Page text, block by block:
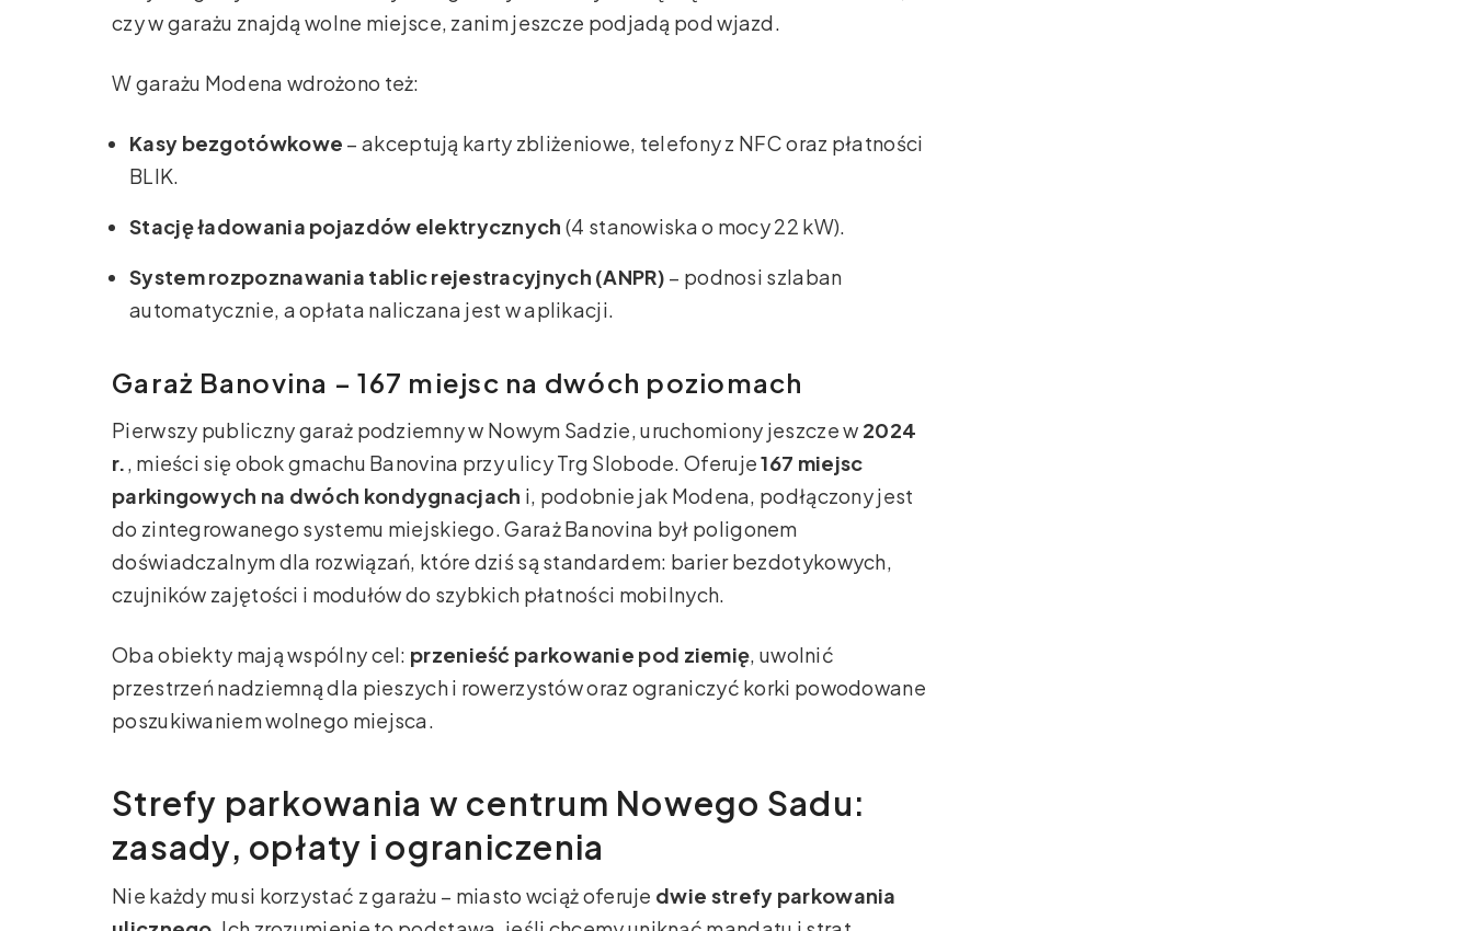
czy w garażu znajdą wolne miejsce, zanim jeszcze podjadą pod wjazd.
W garażu Modena wdrożono też:
Kasy bezgotówkowe – akceptują karty zbliżeniowe, telefony z NFC oraz płatności
BLIK.
Stację ładowania pojazdów elektrycznych (4 stanowiska o mocy 22 kW).
System rozpoznawania tablic rejestracyjnych (ANPR) – podnosi szlaban
automatycznie, a opłata naliczana jest w aplikacji.
Garaż Banovina – 167 miejsc na dwóch poziomach
Pierwszy publiczny garaż podziemny w Nowym Sadzie, uruchomiony jeszcze w 2024
r., mieści się obok gmachu Banovina przy ulicy Trg Slobode. Oferuje167 miejsc
parkingowych na dwóch kondygnacjach i, podobnie jak Modena, podłączony jest
do zintegrowanego systemu miejskiego. Garaż Banovina był poligonem
doświadczalnym dla rozwiązań, które dziś są standardem: barier bezdotykowych,
czujników zajętości i modułów do szybkich płatności mobilnych.
Oba obiekty mają wspólny cel: przenieść parkowanie pod ziemię, uwolnić
przestrzeń nadziemną dla pieszych i rowerzystów oraz ograniczyć korki powodowane
poszukiwaniem wolnego miejsca.
Strefy parkowania w centrum Nowego Sadu:
zasady, opłaty i ograniczenia
Nie każdy musi korzystać z garażu – miasto wciąż oferuje dwie strefy parkowania